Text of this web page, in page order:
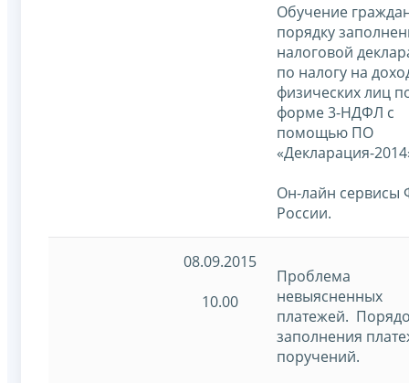
Обучение
порядку
налоговой
по налогу на
физических лиц
форме 3-НДФЛ с
помощью ПО
«Декларация-
Он-лайн сервисы
России.
08.09.2015
10.00
Проблема
невыясненных
платежей.
заполнения
поручений.